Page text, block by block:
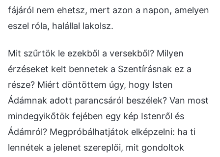
fájáról nem ehetsz, mert azon a napon, amelyen
eszel róla, halállal lakolsz.
Mit szűrtök le ezekből a versekből? Milyen
érzéseket kelt bennetek a Szentírásnak ez a
része? Miért döntöttem úgy, hogy Isten
Ádámnak adott parancsáról beszélek? Van most
mindegyikőtök fejében egy kép Istenről és
Ádámról? Megpróbálhatjátok elképzelni: ha ti
lennétek a jelenet szereplői, mit gondoltok